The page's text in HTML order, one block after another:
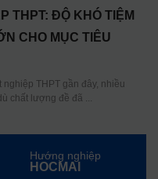
THPT: ĐỘ KHÓ TIỆM
CHO MỤC TIÊU
nghiệp THPT gần đây, nhiều
chất lượng đề đã
Hướng nghiệp
HOCMAI